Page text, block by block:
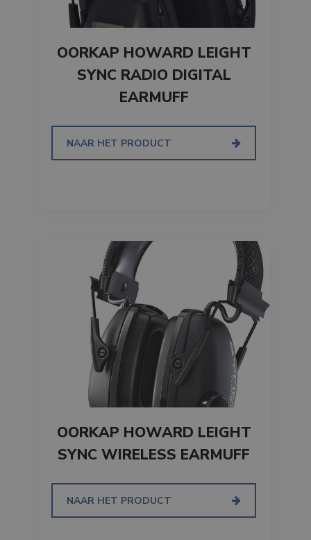
OORKAP HOWARD LEIGHT
SYNC RADIO DIGITAL
EARMUFF
NAAR HET PRODUCT
OORKAP HOWARD LEIGHT
SYNC WIRELESS EARMUFF
NAAR HET PRODUCT